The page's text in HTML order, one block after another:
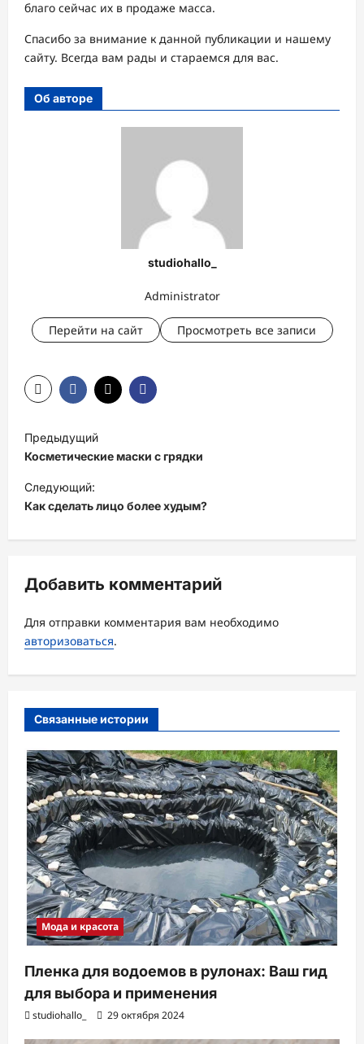
благо сейчас их в продаже масса.
Спасибо за внимание к данной публикации и нашему
сайту. Всегда вам рады и стараемся для вас.
Об авторе
studiohallo_
Administrator
Перейти на сайт Просмотреть все записи
а
в
и
ц
я
з
а
п
и
с
и
Предыдущий
Косметические маски с грядки
Следующий:
Как сделать лицо более худым?
Добавить комментарий
Для отправки комментария вам необходимо
авторизоваться.
Связанные истории
Мода и красота
Пленка для водоемов в рулонах: Ваш гид
для выбора и применения
studiohallo_ 29 октября 2024